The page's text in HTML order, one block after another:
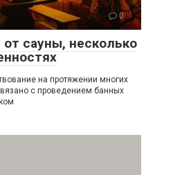
0
сауны, несколько
на протяжении многих
с проведением банных